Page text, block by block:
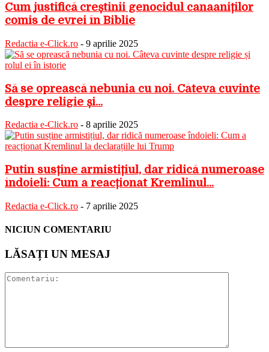
Cum justifică creștinii genocidul canaaniților
comis de evrei în Biblie
Redactia e-Click.ro - 9 aprilie 2025
Să se oprească nebunia cu noi. Câteva cuvinte
despre religie și...
Redactia e-Click.ro - 8 aprilie 2025
Putin susține armistițiul, dar ridică numeroase
îndoieli: Cum a reacționat Kremlinul...
Redactia e-Click.ro - 7 aprilie 2025
NICIUN COMENTARIU
LĂSAȚI UN MESAJ